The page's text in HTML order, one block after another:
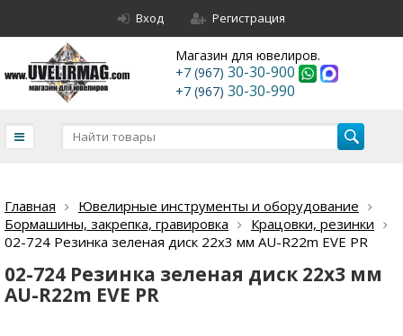
Вход Регистрация
Магазин для ювелиров.
+7 (967) 30-30-900
+7 (967) 30-30-990
Главная
Ювелирные инструменты и оборудование
Бормашины, закрепка, гравировка
Крацовки, резинки
02-724 Резинка зеленая диск 22х3 мм AU-R22m EVE PR
02-724 Резинка зеленая диск 22х3 мм
AU-R22m EVE PR